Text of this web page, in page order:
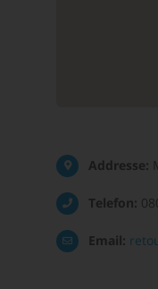
Addresse:
Telefon:
Email: